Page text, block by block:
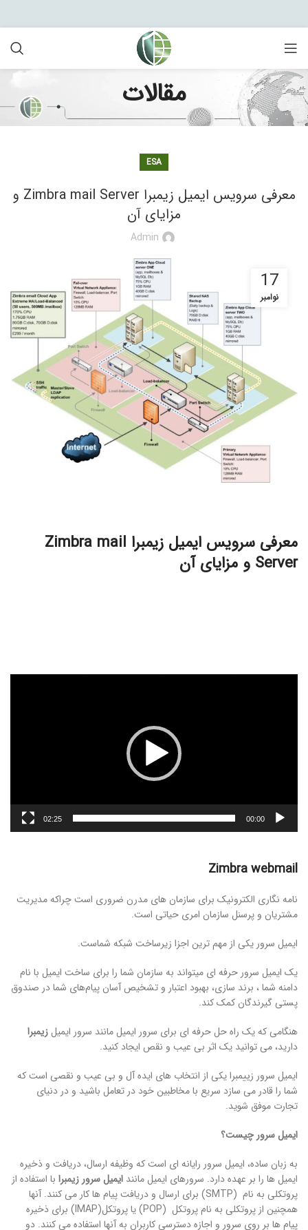
مقالات
ESA
معرفی سرویس ایمیل زیمبرا Zimbra mail Server و
مزایای آن
Admin
17
نوامبر
معرفی سرویس ایمیل زیمبرا Zimbra mail
Server و مزایای آن
00:00
02:25
Zimbra webmail
نامه نگاری الکترونیک برای سازمان های مدرن ضروری است چراکه مدیریت
مشتریان و پرسنل سازمان امری حیاتی است.
ایمیل سرور یکی از مهم ترین اجزا زیرساخت شبکه شماست.
یک ایمیل سرور حرفه ای میتواند به سازمان شما را برای ساخت ایمیل با نام
دامنه شما ، برند سازی، بهبود اعتبار و تشخیص آسان پیام‌های شما در صندوق
پستی گیرندگان کمک کند.
هنگامی که یک راه حل حرفه ای برای سرور ایمیل مانند سرور ایمیل زیمبرا
دارید، می توانید یک اثر بی عیب و نقص ایجاد کنید.
ایمیل سرور زییمبرا یکی از انتخاب های ایده آل و بی عیب و نقصی است که
شما را قادر می سازد سریع با مخاطبین خود در تعامل باشید و در دنیای
تجارت موفق شوید.
ایمیل سرور چیست؟
به زبان ساده، ایمیل سرور رایانه ای است که وظیفه ارسال، دریافت و ذخیره
ایمیل ها را بر عهده دارد. سرورهای ایمیل مانند ایمیل سرور زیمبرا با استفاده از
پروتکلی به نام (SMTP) برای ارسال و دریافت پیام ها کار می کنند. آنها
همچنین از پروتکلی به نام پروتکل (POP) یا پروتکل(IMAP) برای ذخیره
پیام ها بر روی سرور و اجازه دسترسی کاربران به آنها استفاده می کنند. دو